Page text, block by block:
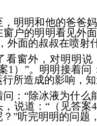
明和他的爸爸妈
户的明明看见外
外面的叔叔在喷射
外，对明明说：
1）”。明明接着
所造成的影响，
“除冰液为什么能
说道：“（见答
”听完明明的问题